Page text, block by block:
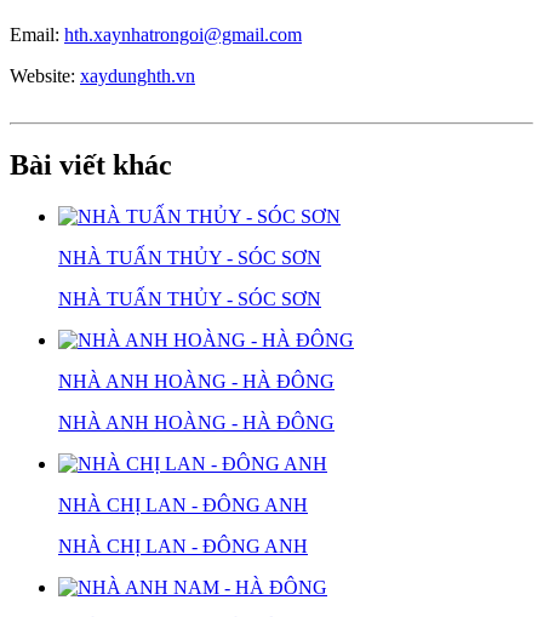
Email: hth.xaynhatrongoi@gmail.com
Website: xaydunghth.vn
Bài viết khác
NHÀ TUẤN THỦY - SÓC SƠN
NHÀ TUẤN THỦY - SÓC SƠN
NHÀ ANH HOÀNG - HÀ ĐÔNG
NHÀ ANH HOÀNG - HÀ ĐÔNG
NHÀ CHỊ LAN - ĐÔNG ANH
NHÀ CHỊ LAN - ĐÔNG ANH